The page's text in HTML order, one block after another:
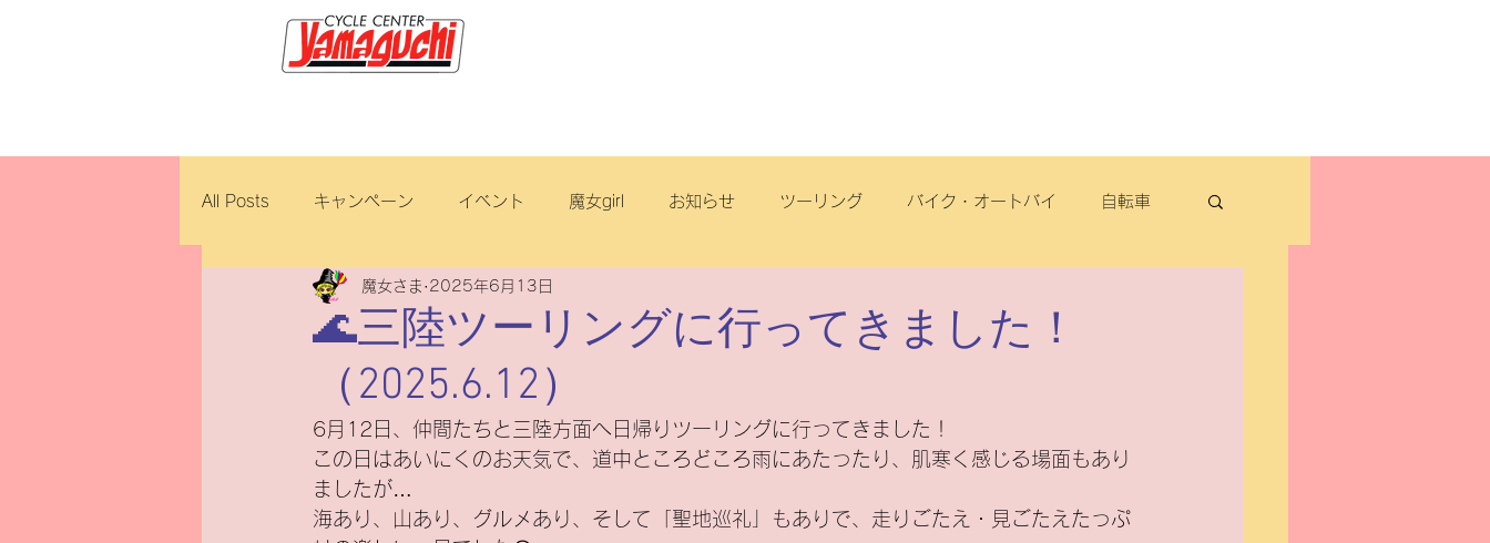
All Posts キャンペーン イベント 魔女girl お知らせ ツーリング バイク・オートバイ 自転車
新車・中古車 試乗車 オフロード
ロイヤルエンフィールド ブリヂストンサイクル
修理・整備 ダートフリーク こども スズキ 電動スクーター 除雪機・汎用品
🌊三陸ツーリングに行ってきました！
（2025.6.12）
魔女さま 2025年6月13日
6月12日、仲間たちと三陸方面へ日帰りツーリングに行ってきました！
この日はあいにくのお天気で、道中ところどころ雨にあたったり、肌寒く感じる場面もあり
ましたが…
海あり、山あり、グルメあり、そして「聖地巡礼」もありで、走りごたえ・見ごたえたっぷ